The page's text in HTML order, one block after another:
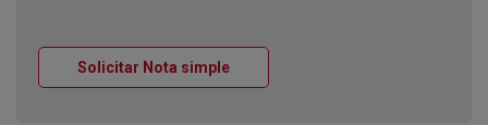
Solicitar Nota simpleVentana nueva